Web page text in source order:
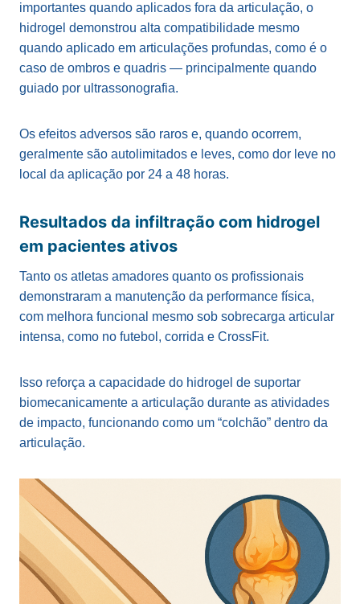
importantes quando aplicados fora da articulação, o
hidrogel demonstrou alta compatibilidade mesmo
quando aplicado em articulações profundas, como é o
caso de ombros e quadris — principalmente quando
guiado por ultrassonografia.
Os efeitos adversos são raros e, quando ocorrem,
geralmente são autolimitados e leves, como dor leve no
local da aplicação por 24 a 48 horas.
Resultados da infiltração com hidrogel
em pacientes ativos
Tanto os atletas amadores quanto os profissionais
demonstraram a manutenção da performance física,
com melhora funcional mesmo sob sobrecarga articular
intensa, como no futebol, corrida e CrossFit.
Isso reforça a capacidade do hidrogel de suportar
biomecanicamente a articulação durante as atividades
de impacto, funcionando como um “colchão” dentro da
articulação.